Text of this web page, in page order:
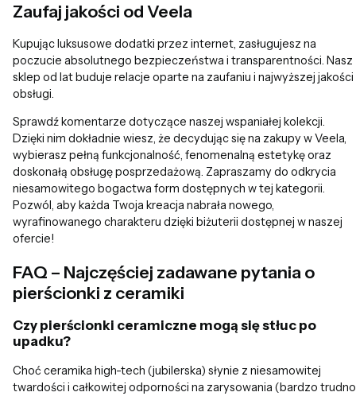
Zaufaj jakości od Veela
Kupując luksusowe dodatki przez internet, zasługujesz na
poczucie absolutnego bezpieczeństwa i transparentności. Nasz
sklep od lat buduje relacje oparte na zaufaniu i najwyższej jakości
obsługi.
Sprawdź komentarze dotyczące naszej wspaniałej kolekcji.
Dzięki nim dokładnie wiesz, że decydując się na zakupy w Veela,
wybierasz pełną funkcjonalność, fenomenalną estetykę oraz
doskonałą obsługę posprzedażową. Zapraszamy do odkrycia
niesamowitego bogactwa form dostępnych w tej kategorii.
Pozwól, aby każda Twoja kreacja nabrała nowego,
wyrafinowanego charakteru dzięki biżuterii dostępnej w naszej
ofercie!
FAQ – Najczęściej zadawane pytania o
pierścionki z ceramiki
Czy pierścionki ceramiczne mogą się stłuc po
upadku?
Choć ceramika high-tech (jubilerska) słynie z niesamowitej
twardości i całkowitej odporności na zarysowania (bardzo trudno